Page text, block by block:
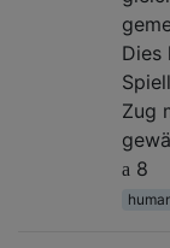
Dies
Zug
8